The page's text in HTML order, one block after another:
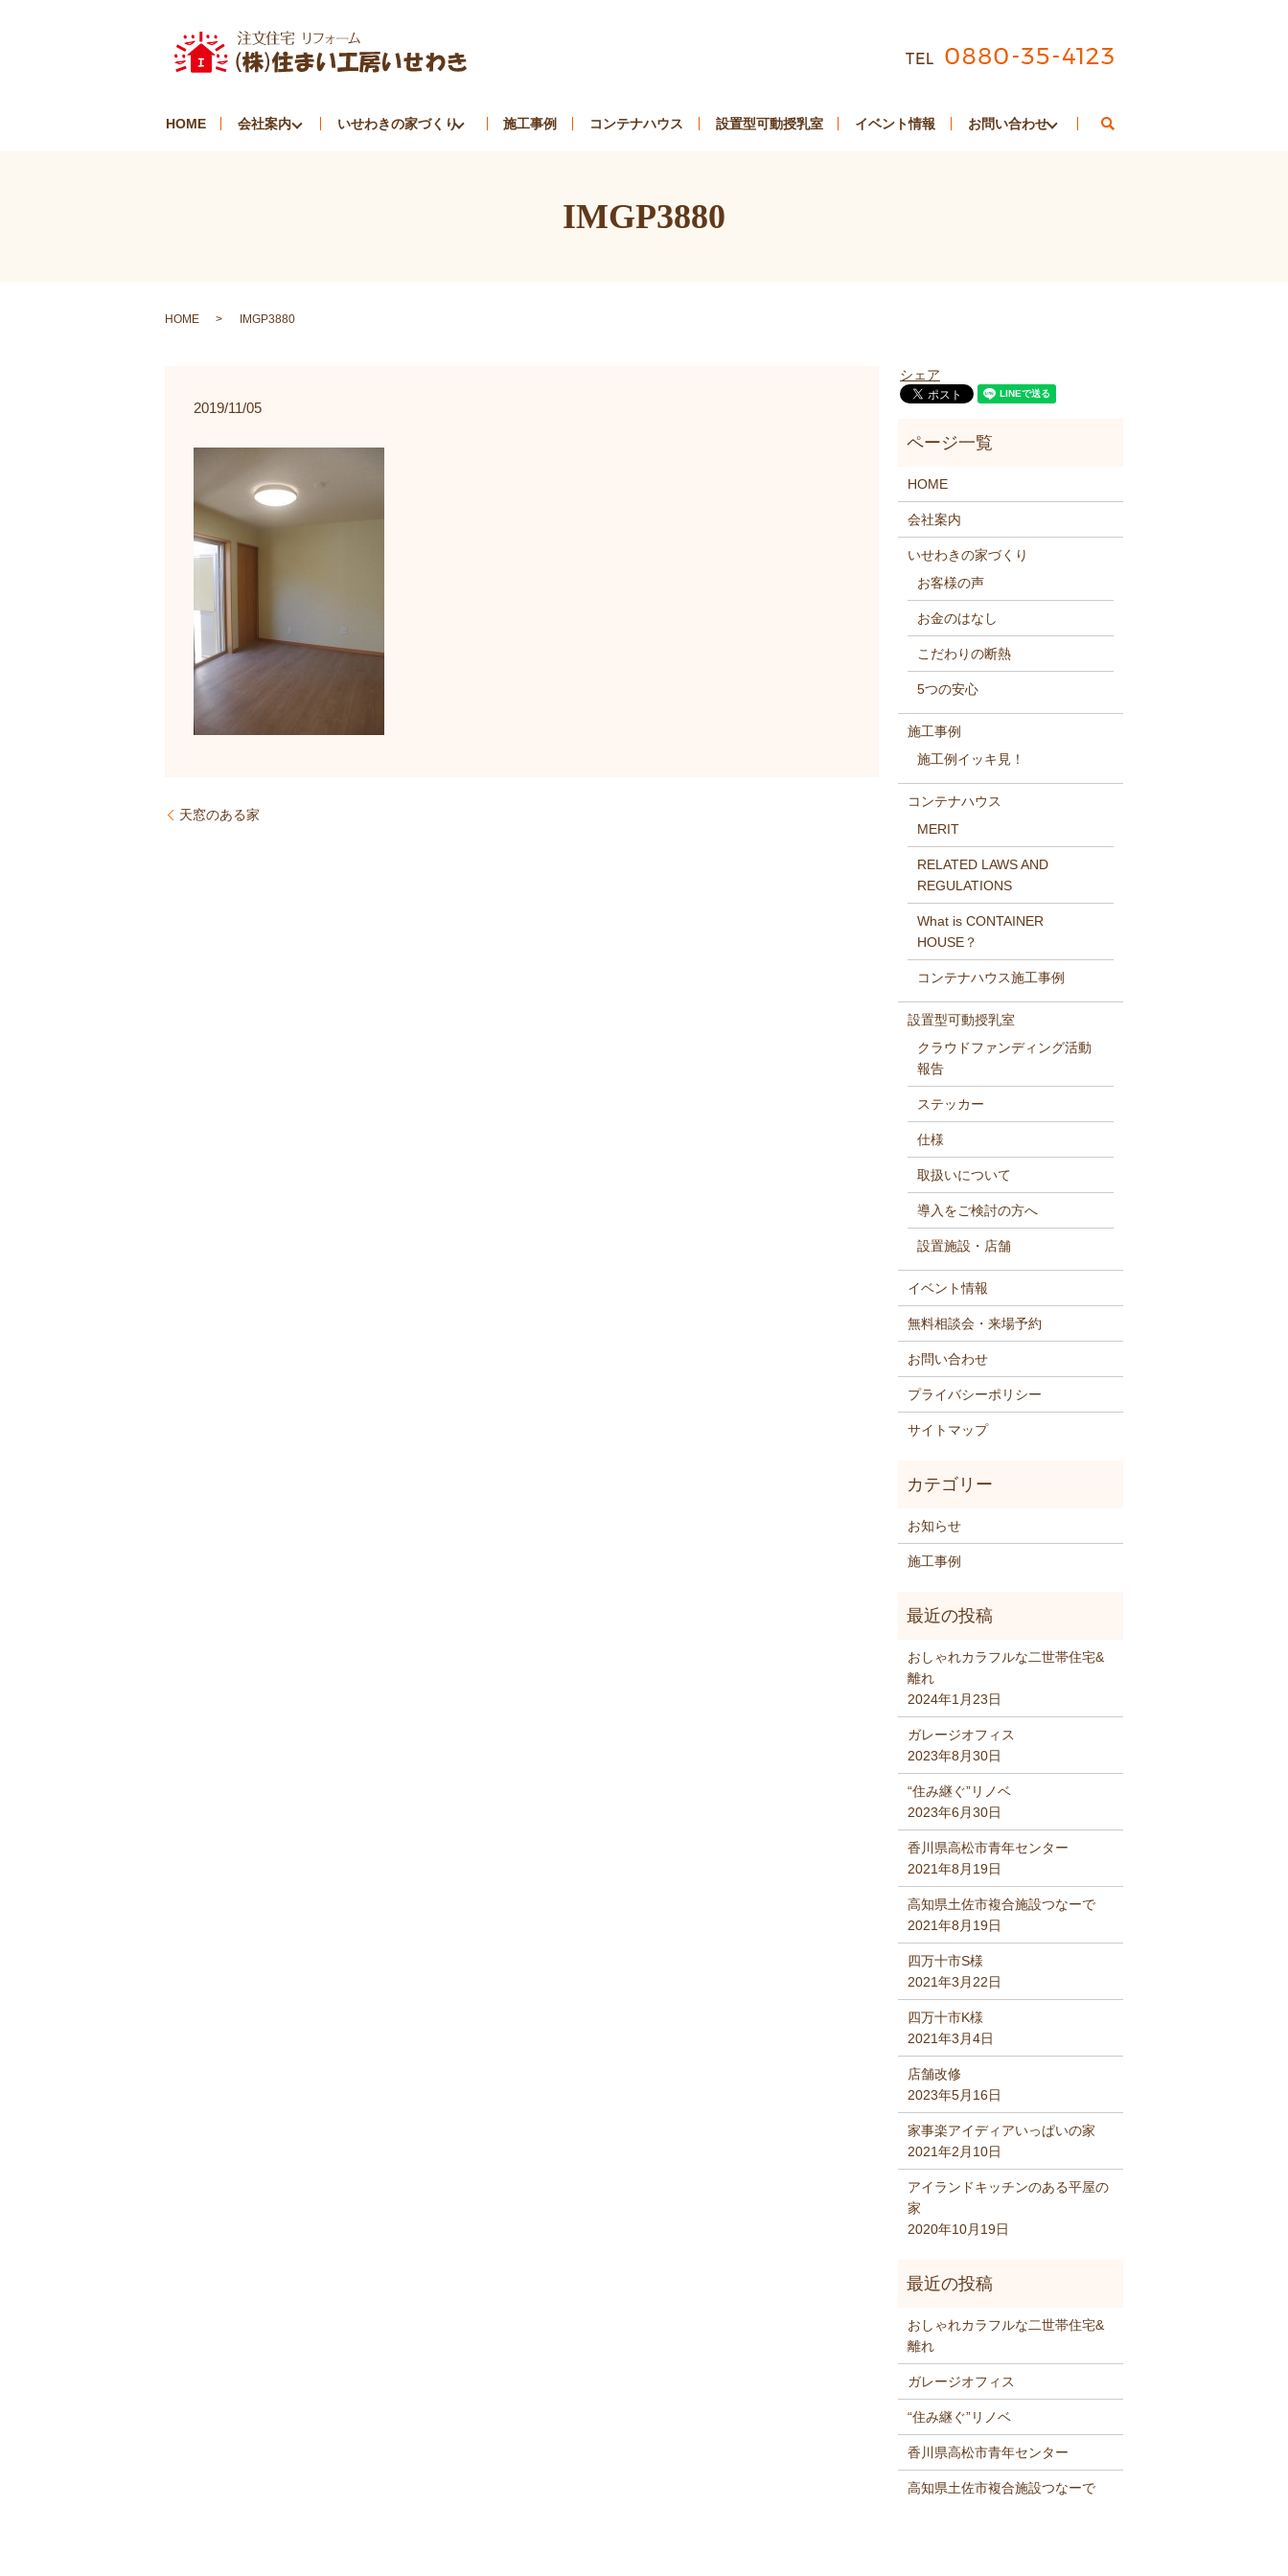
HOME 会社案内 いせわきの家づくり 施工事例 コンテナハウス 設置型可動授乳室 イベント情報 お問い合わせ
IMGP3880
HOME IMGP3880
2019/11/05
天窓のある家
シェア
HOME
会社案内
いせわきの家づくり
お客様の声
お金のはなし
こだわりの断熱
5つの安心
施工事例
施工例イッキ見！
コンテナハウス
MERIT
RELATED LAWS AND
REGULATIONS
What is CONTAINER
HOUSE？
コンテナハウス施工事例
設置型可動授乳室
クラウドファンディング活動
報告
ステッカー
仕様
取扱いについて
導入をご検討の方へ
設置施設・店舗
イベント情報
無料相談会・来場予約
お問い合わせ
プライバシーポリシー
サイトマップ
お知らせ
施工事例
おしゃれカラフルな二世帯住宅&
離れ
2024年1月23日
ガレージオフィス
2023年8月30日
“住み継ぐ”リノベ
2023年6月30日
香川県高松市青年センター
2021年8月19日
高知県土佐市複合施設つなーで
2021年8月19日
四万十市S様
2021年3月22日
四万十市K様
2021年3月4日
店舗改修
2023年5月16日
家事楽アイディアいっぱいの家
2021年2月10日
アイランドキッチンのある平屋の
家
2020年10月19日
おしゃれカラフルな二世帯住宅&
離れ
ガレージオフィス
“住み継ぐ”リノベ
香川県高松市青年センター
高知県土佐市複合施設つなーで